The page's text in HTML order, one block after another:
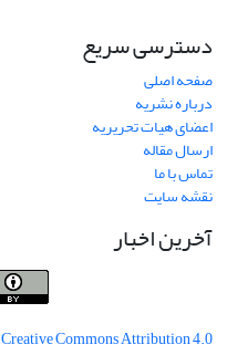
دسترسی سریع
صفحه اصلی
درباره نشریه
اعضای هیات تحریریه
ارسال مقاله
تماس با ما
نقشه سایت
آخرین اخبار
Creative Commons Attribution 4.0